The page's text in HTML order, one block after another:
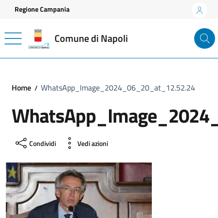
Vai ai contenuti
Vai al footer
Regione Campania
Comune di Napoli
Home WhatsApp_Image_2024_06_20_at_12.52.24
Condividi Vedi azioni